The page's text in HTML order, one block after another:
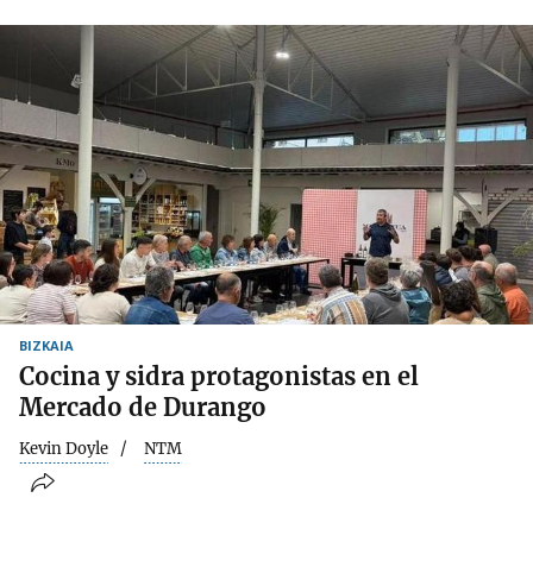
BIZKAIA
Cocina y sidra protagonistas en el
Mercado de Durango
Kevin Doyle NTM